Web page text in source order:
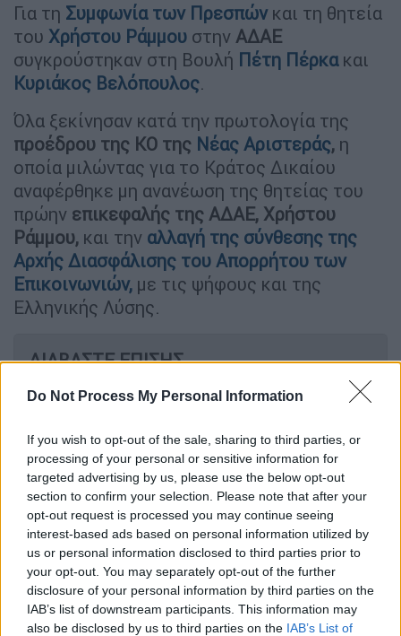
Do Not Process My Personal Information
If you wish to opt-out of the sale, sharing to third parties, or
processing of your personal or sensitive information for
targeted advertising by us, please use the below opt-out
section to confirm your selection. Please note that after your
opt-out request is processed you may continue seeing
interest-based ads based on personal information utilized by
us or personal information disclosed to third parties prior to
your opt-out. You may separately opt-out of the further
disclosure of your personal information by third parties on the
IAB’s list of downstream participants. This information may
also be disclosed by us to third parties on the IAB’s List of
Για τη Συμφωνία των Πρεσπών και τη θητεία
του Χρήστου Ράμμου στην ΑΔΑΕ
συγκρούστηκαν στη Βουλή Πέτη Πέρκα και
Κυριάκος Βελόπουλος.
Όλα ξεκίνησαν κατά την πρωτολογία της
προέδρου της ΚΟ της Νέας Αριστεράς, η
οποία μιλώντας για το Κράτος Δικαίου
αναφέρθηκε μη ανανέωση της θητείας του
πρώην επικεφαλής της ΑΔΑΕ, Χρήστου
Ράμμου, και την αλλαγή της σύνθεσης της
Αρχής Διασφάλισης του Απορρήτου των
Επικοινωνιών, με τις ψήφους και της
Ελληνικής Λύσης.
ΔΙΑΒΑΣΤΕ ΕΠΙΣΗΣ
Πολιτική|15.01.2026 22:42
μετά τη σεξιστική επίθεση στην
Πέρκα μέσα στη Βουλή
Πολιτική|02.02.2026 19:17
Απίστευτες ατάκες Γεωργιάδη και
Πέρκα: «Κάτι έπαθαν τα μυαλά σας» -
«Εσάς πήραν αέρα όταν βάλατε
καινούρια μαλλιά»